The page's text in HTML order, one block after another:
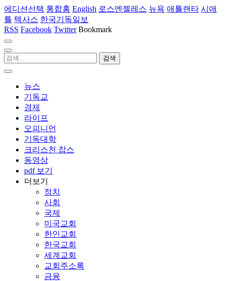
에디션선택 통합홈 English 로스엔젤레스 뉴욕 애틀랜타 시애
틀 텍사스 한국기독일보
RSS Facebook Twitter Bookmark
뉴스
기독교
경제
라이프
오피니언
기독대학
크리스천 잡스
동영상
pdf 보기
더보기
정치
사회
국제
미국교회
한인교회
한국교회
세계교회
교회주소록
금융